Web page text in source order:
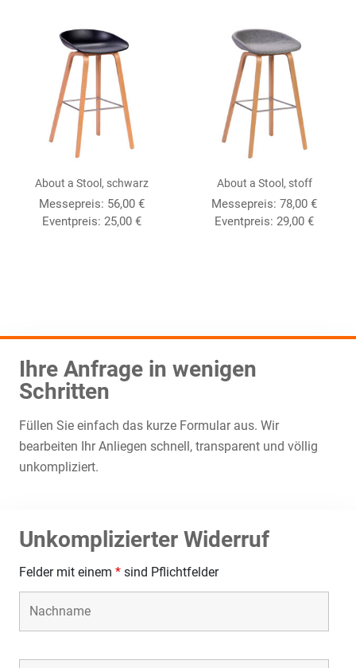
About a Stool, schwarz
Messepreis: 56,00 €
Eventpreis: 25,00 €
About a Stool, stoff
Messepreis:78,00€
Eventpreis:29,00€
Ihre Anfrage in wenigen
Schritten
Füllen Sie einfach das kurze Formular aus. Wir
bearbeiten Ihr Anliegen schnell, transparent und völlig
unkompliziert.
Unkomplizierter Widerruf
Felder mit einem * sind Pflichtfelder